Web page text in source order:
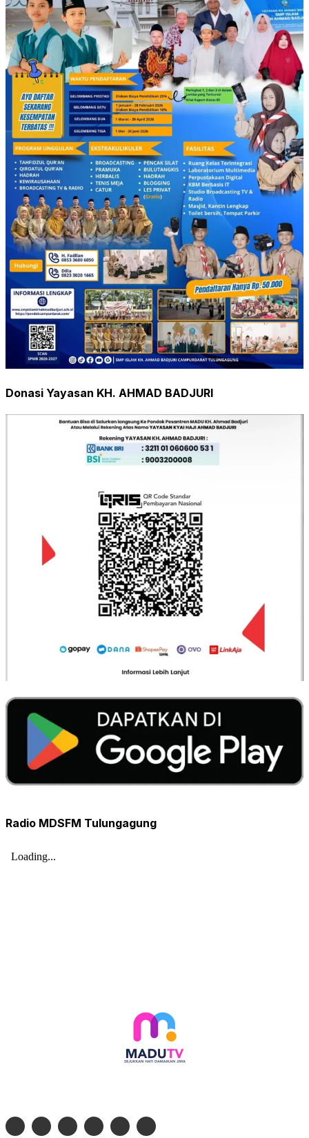
Donasi Yayasan KH. AHMAD BADJURI
Radio MDSFM Tulungagung